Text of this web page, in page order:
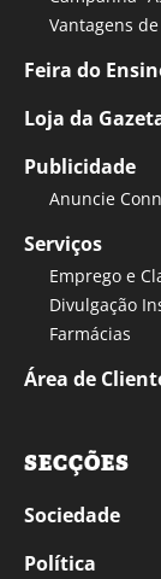
Vantagens
Feira do
Loja da
Publicidade
Anuncie
Serviços
Emprego e
Divulgação
Farmácias
Área de
SECÇÕES
Sociedade
Política